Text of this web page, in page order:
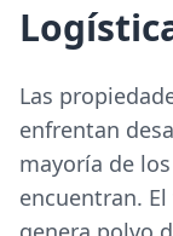
Las
enfrentan
mayoría de
encuentran.